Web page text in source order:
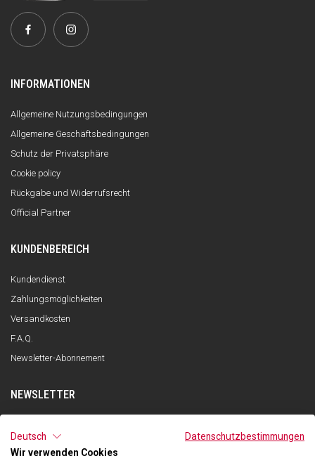
INFORMATIONEN
Allgemeine Nutzungsbedingungen
Allgemeine Geschäftsbedingungen
Schutz der Privatsphäre
Cookie policy
Rückgabe und Widerrufsrecht
Official Partner
KUNDENBEREICH
Kundendienst
Zahlungsmöglichkeiten
Versandkosten
F.A.Q.
Newsletter-Abonnement
NEWSLETTER
ANMELDEN
Ich habe die Datenschutzerklärung gelesen und verstanden und stimme
Deutsch
Datenschutzbestimmungen
Wir verwenden Cookies